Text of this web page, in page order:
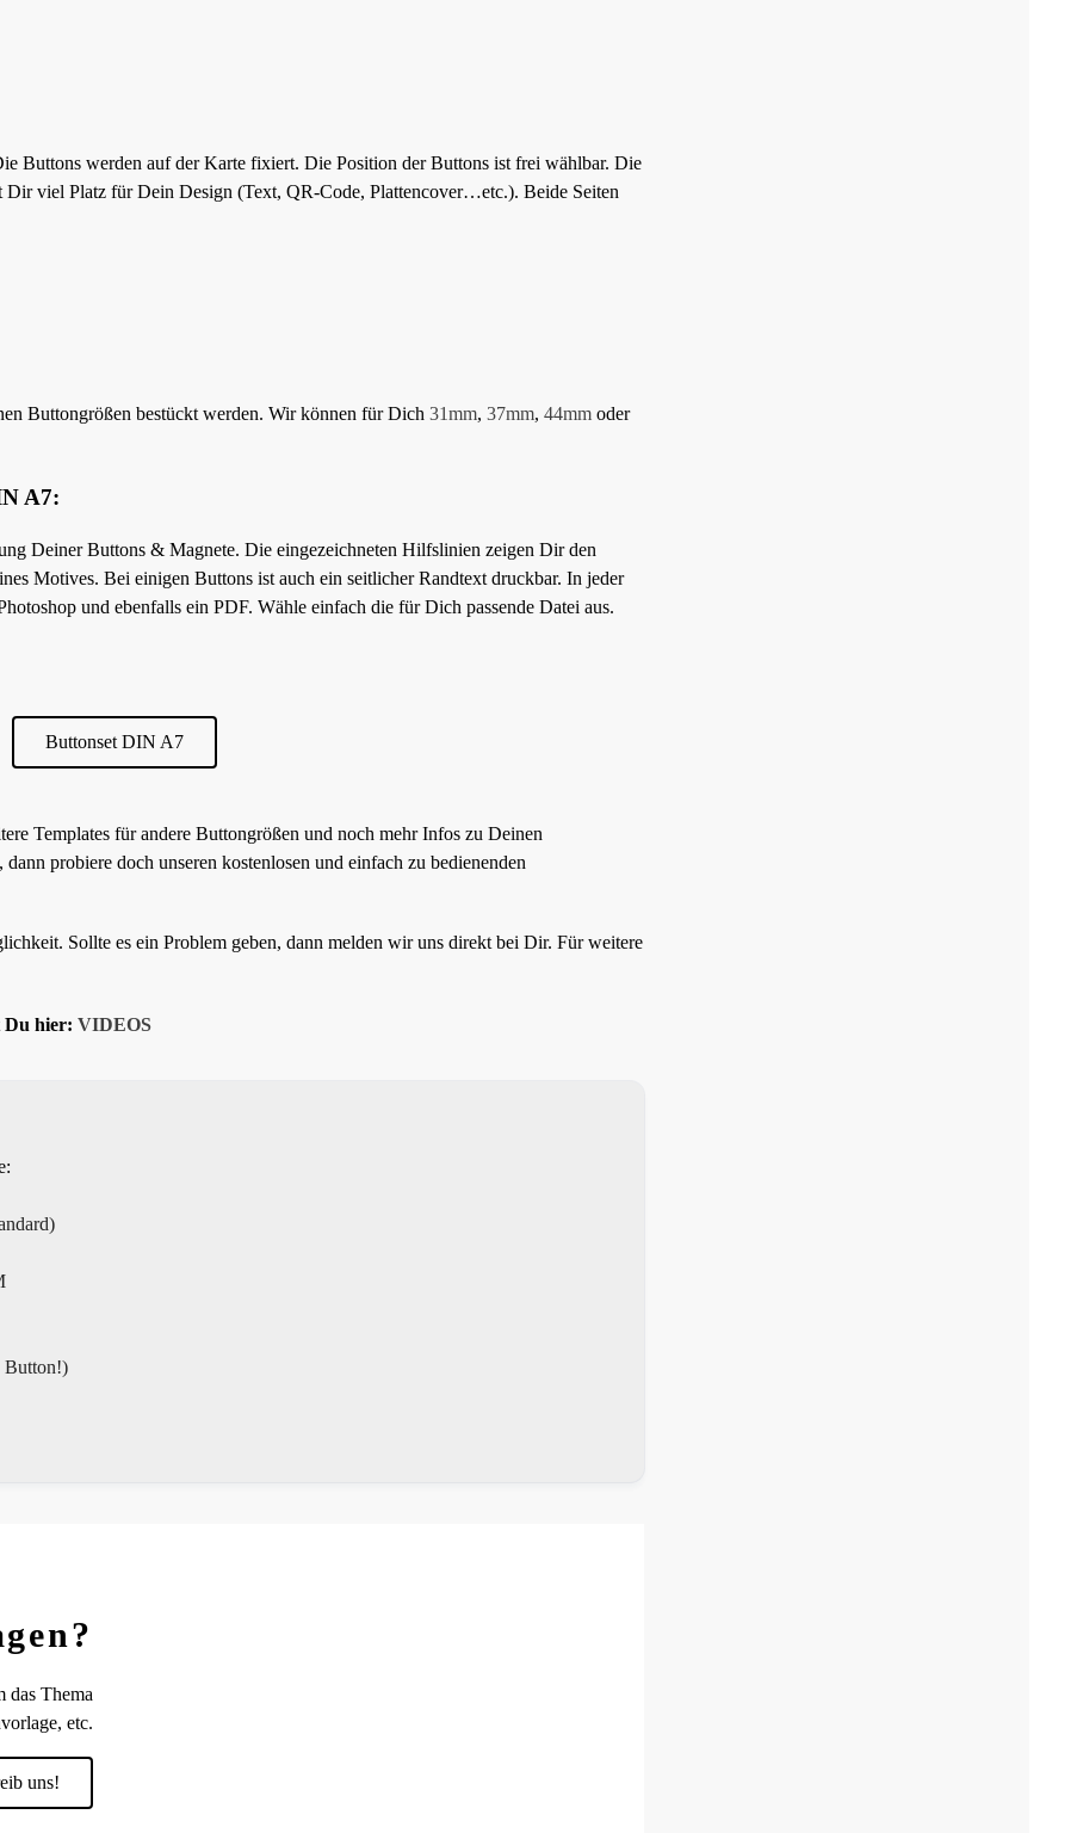
Buttons werden auf der Karte fixiert. Die Position der Buttons ist frei wählbar. Die
Dir viel Platz für Dein Design (Text, QR-Code, Plattencover…etc.). Beide Seiten
Buttongrößen bestückt werden. Wir können für Dich 31mm, 37mm, 44mm oder
A7:
Deiner Buttons & Magnete. Die eingezeichneten Hilfslinien zeigen Dir den
Motives. Bei einigen Buttons ist auch ein seitlicher Randtext druckbar. In jeder
und ebenfalls ein PDF. Wähle einfach die für Dich passende Datei aus.
Buttonset DIN A7
Templates für andere Buttongrößen und noch mehr Infos zu Deinen
probiere doch unseren kostenlosen und einfach zu bedienenden
Sollte es ein Problem geben, dann melden wir uns direkt bei Dir. Für weitere
Du hier: VIDEOS
das Thema
etc.
uns!